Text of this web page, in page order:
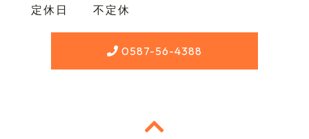
定休日 不定休
0587-56-4388